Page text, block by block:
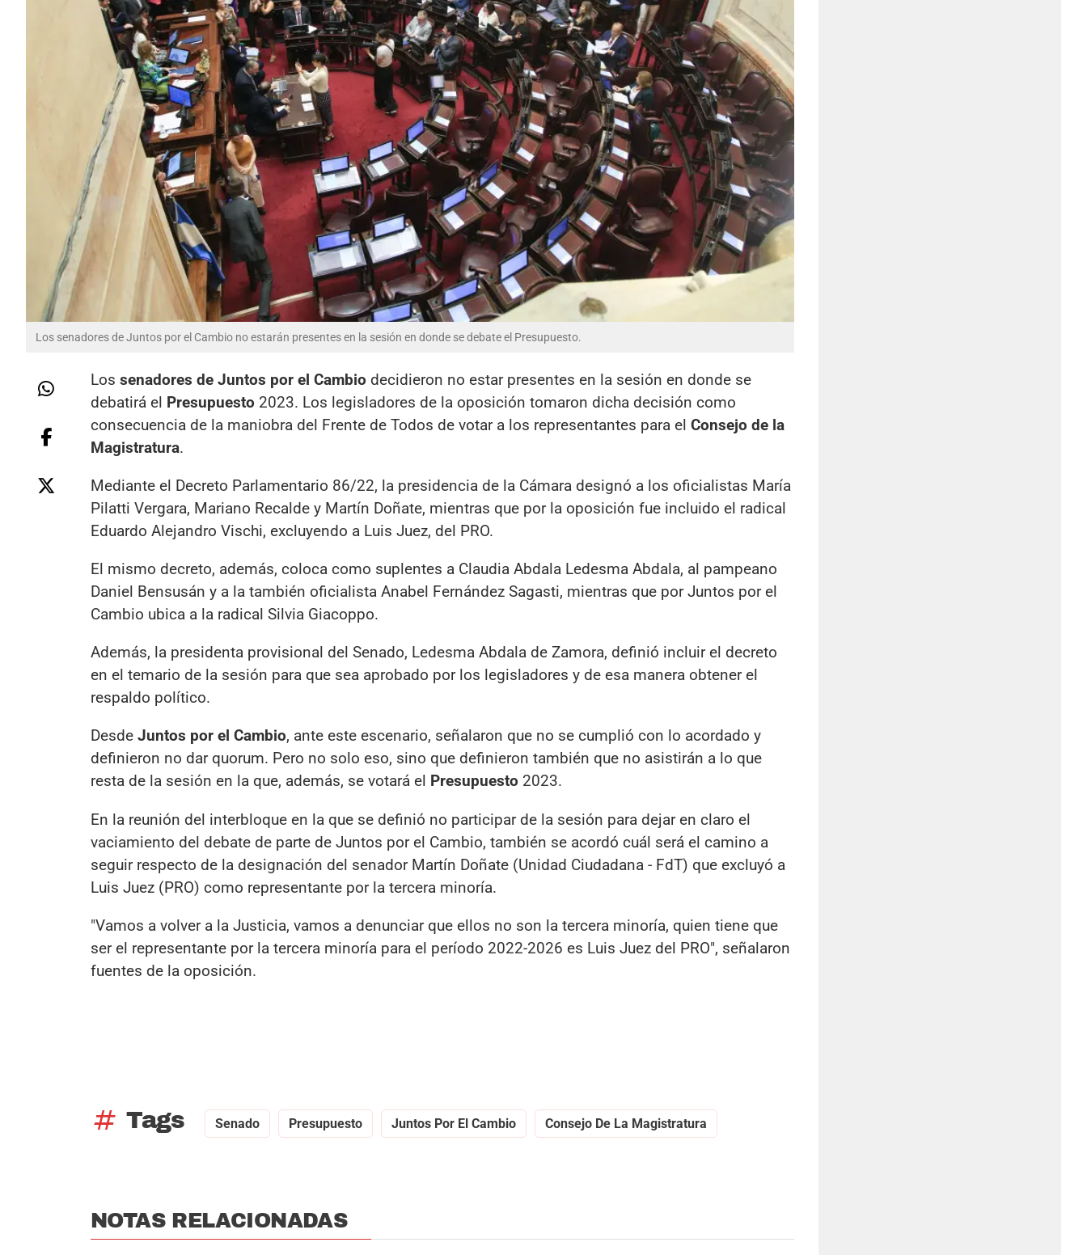
Los senadores de Juntos por el Cambio no estarán presentes en la sesión en donde se debate el Presupuesto.
Los senadores de Juntos por el Cambio decidieron no estar presentes en la sesión en donde se
debatirá el Presupuesto 2023. Los legisladores de la oposición tomaron dicha decisión como
consecuencia de la maniobra del Frente de Todos de votar a los representantes para el Consejo de la
Magistratura.
Mediante el Decreto Parlamentario 86/22, la presidencia de la Cámara designó a los oficialistas María
Pilatti Vergara, Mariano Recalde y Martín Doñate, mientras que por la oposición fue incluido el radical
Eduardo Alejandro Vischi, excluyendo a Luis Juez, del PRO.
El mismo decreto, además, coloca como suplentes a Claudia Abdala Ledesma Abdala, al pampeano
Daniel Bensusán y a la también oficialista Anabel Fernández Sagasti, mientras que por Juntos por el
Cambio ubica a la radical Silvia Giacoppo.
Además, la presidenta provisional del Senado, Ledesma Abdala de Zamora, definió incluir el decreto
en el temario de la sesión para que sea aprobado por los legisladores y de esa manera obtener el
respaldo político.
Desde Juntos por el Cambio, ante este escenario, señalaron que no se cumplió con lo acordado y
definieron no dar quorum. Pero no solo eso, sino que definieron también que no asistirán a lo que
resta de la sesión en la que, además, se votará el Presupuesto 2023.
En la reunión del interbloque en la que se definió no participar de la sesión para dejar en claro el
vaciamiento del debate de parte de Juntos por el Cambio, también se acordó cuál será el camino a
seguir respecto de la designación del senador Martín Doñate (Unidad Ciudadana - FdT) que excluyó a
Luis Juez (PRO) como representante por la tercera minoría.
"Vamos a volver a la Justicia, vamos a denunciar que ellos no son la tercera minoría, quien tiene que
ser el representante por la tercera minoría para el período 2022-2026 es Luis Juez del PRO", señalaron
fuentes de la oposición.
tag Tags Senado Presupuesto Juntos Por El Cambio Consejo De La Magistratura
NOTAS RELACIONADAS